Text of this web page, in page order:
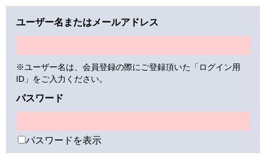
ユーザー名またはメールアドレス
※ユーザー名は、会員登録の際にご登録頂いた「ログイン用
ID」をご入力ください。
パスワード
パスワードを表示